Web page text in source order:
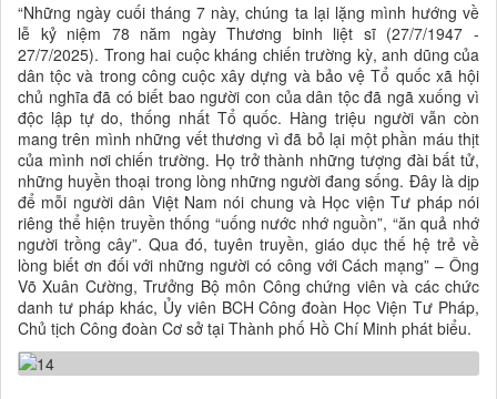
“Những ngày cuối tháng 7 này, chúng ta lại lặng mình hướng về
lễ kỷ niệm 78 năm ngày Thương binh liệt sĩ (27/7/1947 -
27/7/2025). Trong hai cuộc kháng chiến trường kỳ, anh dũng của
dân tộc và trong công cuộc xây dựng và bảo vệ Tổ quốc xã hội
chủ nghĩa đã có biết bao người con của dân tộc đã ngã xuống vì
độc lập tự do, thống nhất Tổ quốc. Hàng triệu người vẫn còn
mang trên mình những vết thương vì đã bỏ lại một phần máu thịt
của mình nơi chiến trường. Họ trở thành những tượng đài bất tử,
những huyền thoại trong lòng những người đang sống. Đây là dịp
để mỗi người dân Việt Nam nói chung và Học viện Tư pháp nói
riêng thể hiện truyền thống “uống nước nhớ nguồn”, “ăn quả nhớ
người trồng cây”. Qua đó, tuyên truyền, giáo dục thế hệ trẻ về
lòng biết ơn đối với những người có công với Cách mạng” – Ông
Võ Xuân Cường, Trưởng Bộ môn Công chứng viên và các chức
danh tư pháp khác, Ủy viên BCH Công đoàn Học Viện Tư Pháp,
Chủ tịch Công đoàn Cơ sở tại Thành phố Hồ Chí Minh phát biểu.